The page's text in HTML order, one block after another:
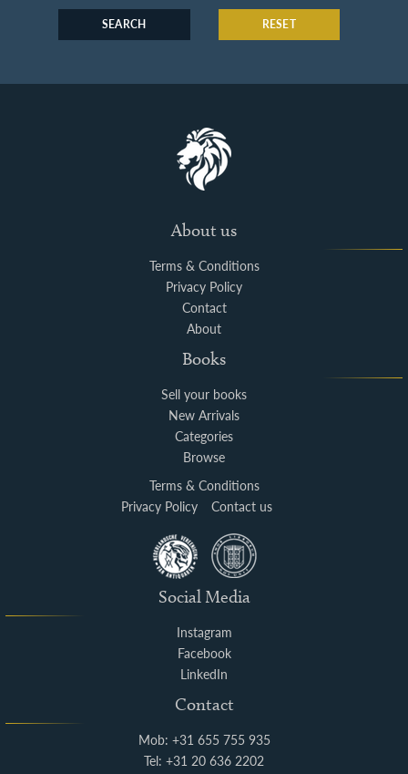
SEARCH RESET
About us
Terms & Conditions
Privacy Policy
Contact
About
Books
Sell your books
New Arrivals
Categories
Browse
Terms & Conditions
Privacy Policy
Contact us
Social Media
Instagram
Facebook
LinkedIn
Contact
Mob: +31 655 755 935
Tel: +31 20 636 2202